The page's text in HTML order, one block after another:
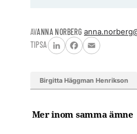
AVANNA NORBERG
TIPSA
LinkedInFacebook
Email
Birgitta Häggman Henrikson
Mer inom samma ämne